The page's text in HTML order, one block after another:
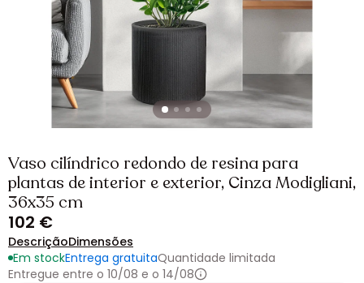
Vaso cilíndrico redondo de resina para
plantas de interior e exterior, Cinza Modigliani,
36x35 cm
102 €
DescriçãoDimensões
Em stockEntrega gratuitaQuantidade limitada
Entregue entre o 10/08 e o 14/08